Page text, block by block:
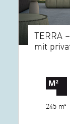
TERRA
mit
245 m²